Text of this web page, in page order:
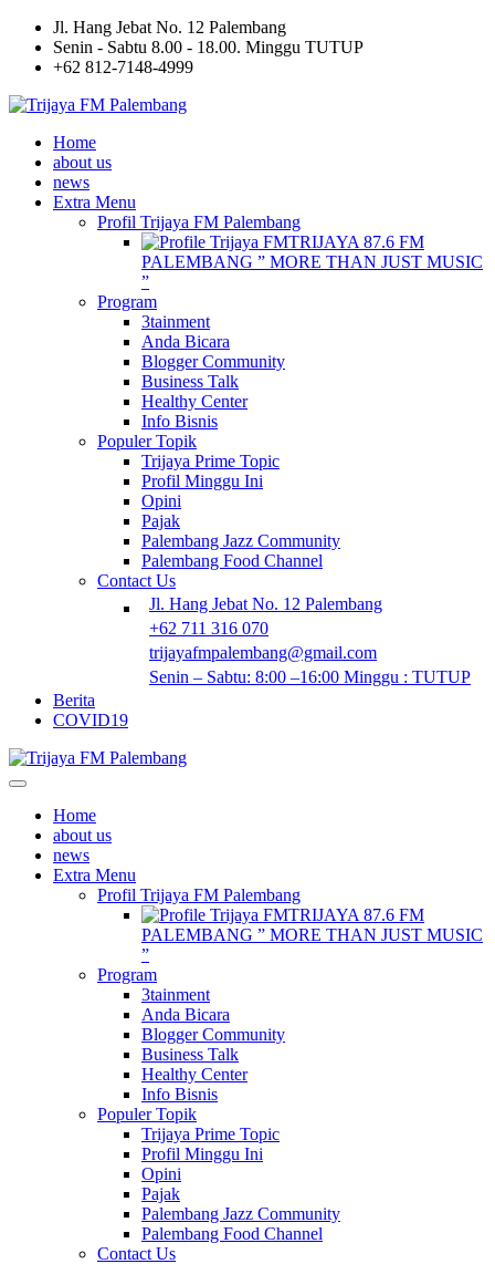
Jl. Hang Jebat No. 12 Palembang
Senin - Sabtu 8.00 - 18.00. Minggu TUTUP
+62 812-7148-4999
Home
about us
news
Extra Menu
Profil Trijaya FM Palembang
TRIJAYA 87.6 FM
PALEMBANG ” MORE THAN JUST MUSIC
”
Program
3tainment
Anda Bicara
Blogger Community
Business Talk
Healthy Center
Info Bisnis
Populer Topik
Trijaya Prime Topic
Profil Minggu Ini
Opini
Pajak
Palembang Jazz Community
Palembang Food Channel
Contact Us
Jl. Hang Jebat No. 12 Palembang
+62 711 316 070
trijayafmpalembang@gmail.com
Senin – Sabtu: 8:00 –16:00 Minggu : TUTUP
Berita
COVID19
Home
about us
news
Extra Menu
Profil Trijaya FM Palembang
TRIJAYA 87.6 FM
PALEMBANG ” MORE THAN JUST MUSIC
”
Program
3tainment
Anda Bicara
Blogger Community
Business Talk
Healthy Center
Info Bisnis
Populer Topik
Trijaya Prime Topic
Profil Minggu Ini
Opini
Pajak
Palembang Jazz Community
Palembang Food Channel
Contact Us